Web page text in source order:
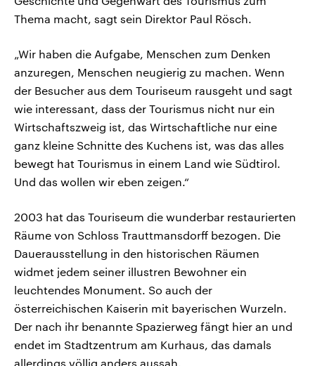
Thema macht, sagt sein Direktor Paul Rösch.
„Wir haben die Aufgabe, Menschen zum Denken
anzuregen, Menschen neugierig zu machen. Wenn
der Besucher aus dem Touriseum rausgeht und sagt
wie interessant, dass der Tourismus nicht nur ein
Wirtschaftszweig ist, das Wirtschaftliche nur eine
ganz kleine Schnitte des Kuchens ist, was das alles
bewegt hat Tourismus in einem Land wie Südtirol.
Und das wollen wir eben zeigen.“
2003 hat das Touriseum die wunderbar restaurierten
Räume von Schloss Trauttmansdorff bezogen. Die
Dauerausstellung in den historischen Räumen
widmet jedem seiner illustren Bewohner ein
leuchtendes Monument. So auch der
österreichischen Kaiserin mit bayerischen Wurzeln.
Der nach ihr benannte Spazierweg fängt hier an und
endet im Stadtzentrum am Kurhaus, das damals
allerdings völlig anders aussah.